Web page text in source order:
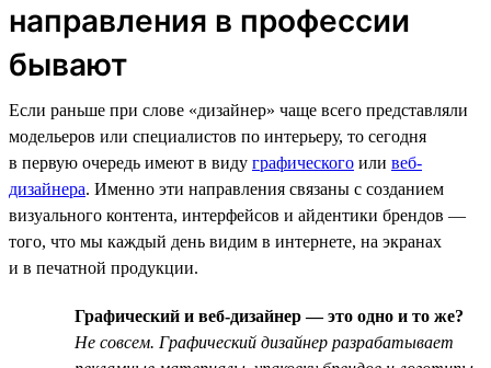
направления в профессии
бывают
Если раньше при слове «дизайнер» чаще всего представляли
модельеров или специалистов по интерьеру, то сегодня
в первую очередь имеют в виду графического или веб-
дизайнера. Именно эти направления связаны с созданием
визуального контента, интерфейсов и айдентики брендов —
того, что мы каждый день видим в интернете, на экранах
и в печатной продукции.
Графический и веб-дизайнер — это одно и то же?
Не совсем. Графический дизайнер разрабатывает